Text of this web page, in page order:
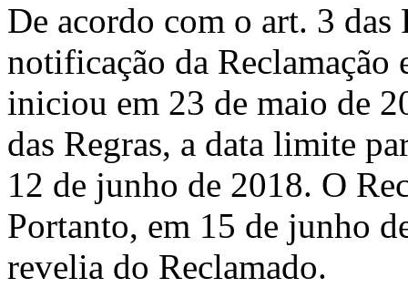
De acordo com o art. 3
notificação da
iniciou em 23 de maio de
das Regras, a data limite
12 de junho de 2018. O
Portanto, em 15 de junho
revelia do Reclamado.